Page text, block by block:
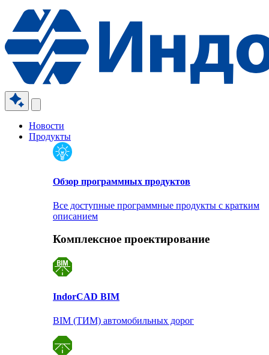
Новости
Продукты
Обзор программных продуктов
Все доступные программные продукты с кратким
описанием
Комплексное проектирование
IndorCAD BIM
BIM (ТИМ) автомобильных дорог